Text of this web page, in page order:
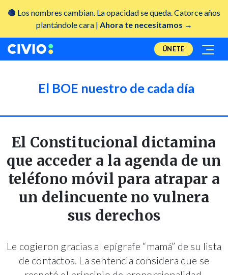
🔴 Los nombres cambian. La opacidad se queda. Catorce años
plantándole cara | Ahora te necesitamos →
ÚNETE
El BOE nuestro de cada día
El Constitucional dictamina
que acceder a la agenda de un
teléfono móvil para atrapar a
un delincuente no vulnera
sus derechos
Le cogieron gracias al epígrafe “mamá” de su lista
de contactos. La sentencia considera que se